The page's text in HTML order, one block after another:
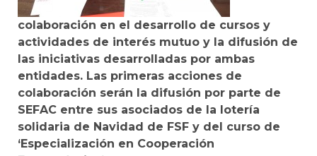
colaboración en el desarrollo de cursos y
actividades de interés mutuo y la difusión de
las iniciativas desarrolladas por ambas
entidades. Las primeras acciones de
colaboración serán la difusión por parte de
SEFAC entre sus asociados de la lotería
solidaria de Navidad de FSF y del curso de
‘Especialización en Cooperación